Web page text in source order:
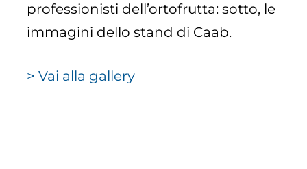
professionisti dell’ortofrutta: sotto, le
immagini dello stand di Caab.
> Vai alla gallery